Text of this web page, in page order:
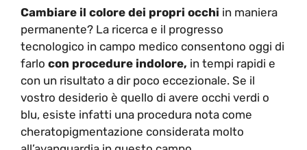
Cambiare il colore dei propri occhi in maniera
permanente? La ricerca e il progresso
tecnologico in campo medico consentono oggi di
farlo con procedure indolore, in tempi rapidi e
con un risultato a dir poco eccezionale. Se il
vostro desiderio è quello di avere occhi verdi o
blu, esiste infatti una procedura nota come
cheratopigmentazione considerata molto